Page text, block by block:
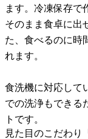
ます。冷凍保存で
そのまま食卓に出
た、食べるのに時
れます。
食洗機に対応して
での洗浄もできる
トです。
見た目のこだわり